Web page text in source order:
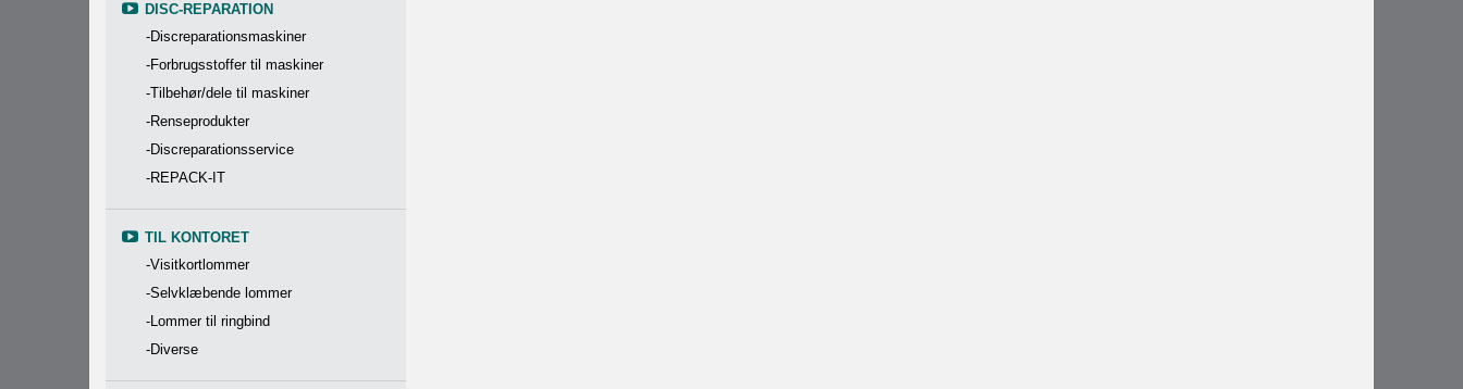
DISC-REPARATION
-Discreparationsmaskiner
-Forbrugsstoffer til maskiner
-Tilbehør/dele til maskiner
-Renseprodukter
-Discreparationsservice
-REPACK-IT
TIL KONTORET
-Visitkortlommer
-Selvklæbende lommer
-Lommer til ringbind
-Diverse